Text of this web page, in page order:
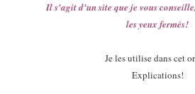
Il s'agit d'un site que je vous
les yeux fermés!
Je les utilise dans cet
Explications!